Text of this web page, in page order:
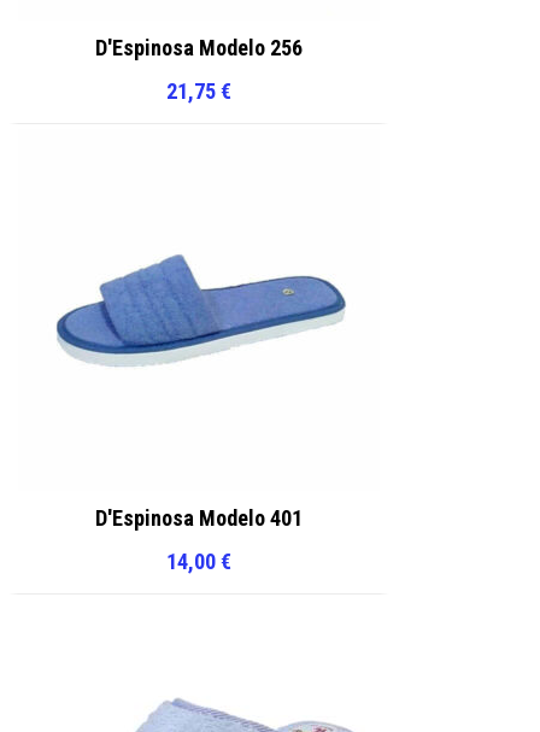
D'Espinosa Modelo 256
21,75€
D'Espinosa Modelo 401
14,00€